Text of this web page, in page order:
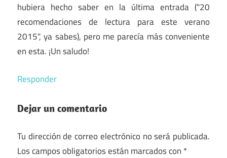
hubiera hecho saber en la última entrada ("20
recomendaciones de lectura para este verano
2015", ya sabes), pero me parecía más conveniente
en esta. ¡Un saludo!
Responder
Dejar un comentario
Tu dirección de correo electrónico no será publicada.
Los campos obligatorios están marcados con *